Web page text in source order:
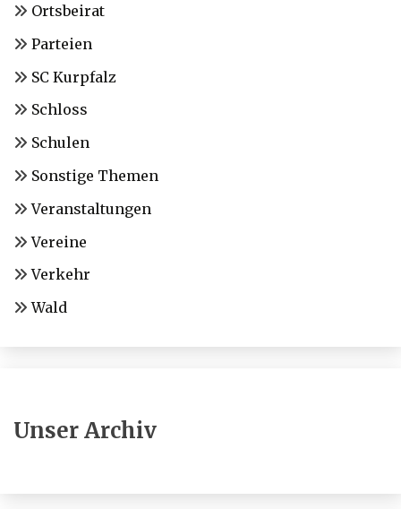
Ortsbeirat
Parteien
SC Kurpfalz
Schloss
Schulen
Sonstige Themen
Veranstaltungen
Vereine
Verkehr
Wald
Unser Archiv